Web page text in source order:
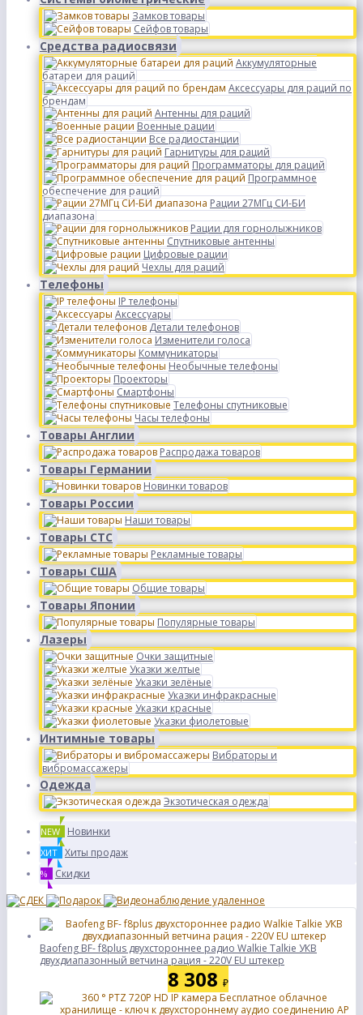
Замков товары
Сейфов товары
Средства радиосвязи
Аккумуляторные
батареи для раций
Аксессуары для раций по
брендам
Антенны для раций
Военные рации
Все радиостанции
Гарнитуры для раций
Программаторы для раций
Программное
обеспечение для раций
Рации 27МГц СИ-БИ
диапазона
Рации для горнолыжников
Спутниковые антенны
Цифровые рации
Чехлы для раций
Телефоны
IP телефоны
Аксессуары
Детали телефонов
Изменители голоса
Коммуникаторы
Необычные телефоны
Проекторы
Смартфоны
Телефоны спутниковые
Часы телефоны
Товары Англии
Распродажа товаров
Товары Германии
Новинки товаров
Товары России
Наши товары
Товары СТС
Рекламные товары
Товары США
Общие товары
Товары Японии
Популярные товары
Лазеры
Очки защитные
Указки желтые
Указки зелёные
Указки инфракрасные
Указки красные
Указки фиолетовые
Интимные товары
Вибраторы и
вибромассажеры
Одежда
Экзотическая одежда
NEW Новинки
ХИТ Хиты продаж
% Скидки
Baofeng BF- f8plus двухстороннее радио Walkie Talkie УКВ
двухдиапазонный ветчина рация - 220V EU штекер
8 308 ₽